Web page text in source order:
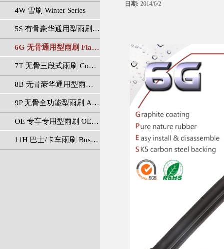
4W 雪刷 Winter Series
5S 有骨豪华通用型雨刷 Luxury Conventional Series
6G 无骨通用型雨刷 Flat Series
7T 无骨三段式雨刷 Connect Series
8B 无骨豪华通用型雨刷 Luxury Flat Series
9P 无骨全功能型雨刷 All In One Series
OE 专车专用型雨刷 OEM Series
11H 巴士/卡车雨刷 Bus/Truck Series
日期: 2014/6/2